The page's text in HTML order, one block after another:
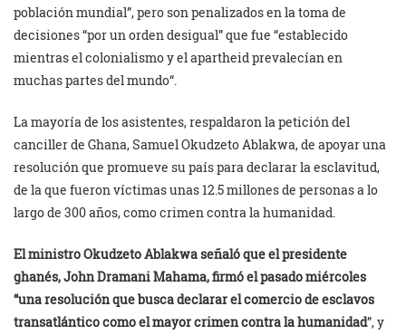
población mundial”, pero son penalizados en la toma de
decisiones “por un orden desigual” que fue “establecido
mientras el colonialismo y el apartheid prevalecían en
muchas partes del mundo“.
La mayoría de los asistentes, respaldaron la petición del
canciller de Ghana, Samuel Okudzeto Ablakwa, de apoyar una
resolución que promueve su país para declarar la esclavitud,
de la que fueron víctimas unas 12.5 millones de personas a lo
largo de 300 años, como crimen contra la humanidad.
El ministro Okudzeto Ablakwa señaló que el presidente
ghanés, John Dramani Mahama, firmó el pasado miércoles
“una resolución que busca declarar el comercio de esclavos
transatlántico como el mayor crimen contra la humanidad”, y